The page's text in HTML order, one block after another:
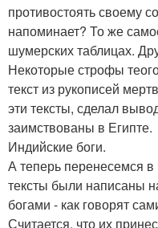
противостоять своему
напоминает? То же
шумерских таблицах.
Некоторые строфы
текст из рукописей
эти тексты, сделал
заимствованы в Египте.
Индийские боги.
А теперь перенесемся
тексты были написаны
богами - как говорят
Считается, что их